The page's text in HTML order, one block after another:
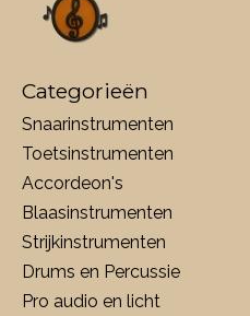
Categorieën
Snaarinstrumenten
Toetsinstrumenten
Accordeon's
Blaasinstrumenten
Strijkinstrumenten
Drums en Percussie
Pro audio en licht